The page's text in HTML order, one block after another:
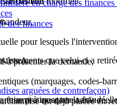
pour lesquels
à présenter la demande,
(marquages, codes-
est déjà placée en
etc.),
pratiquer une saisie
que celui-ci a
servi à masquer la fraude,
en charge des finances
des finances
arguées de contrefaçon)